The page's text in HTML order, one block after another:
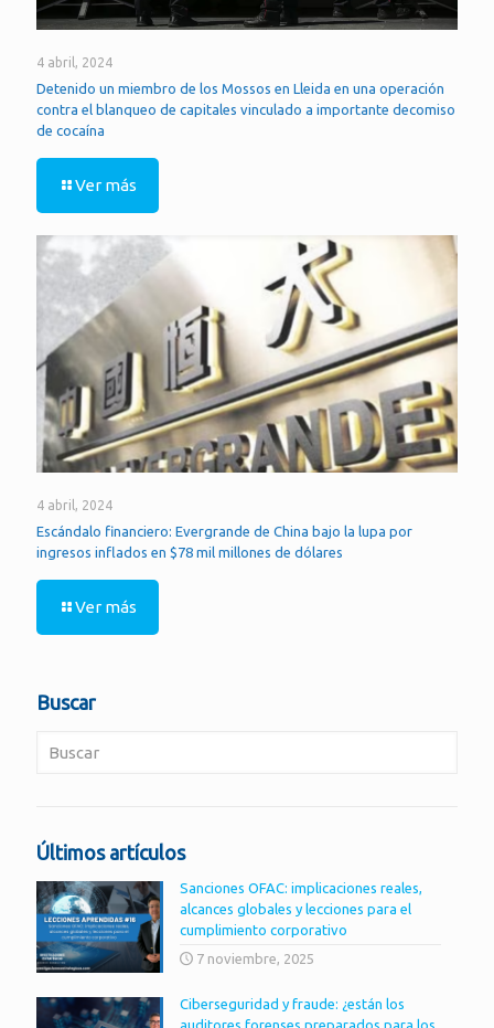
4 abril, 2024
Detenido un miembro de los Mossos en Lleida en una operación
contra el blanqueo de capitales vinculado a importante decomiso
de cocaína
Ver más
4 abril, 2024
Escándalo financiero: Evergrande de China bajo la lupa por
ingresos inflados en $78 mil millones de dólares
Ver más
Buscar
Últimos artículos
Sanciones OFAC: implicaciones reales,
alcances globales y lecciones para el
cumplimiento corporativo
7 noviembre, 2025
Ciberseguridad y fraude: ¿están los
auditores forenses preparados para los